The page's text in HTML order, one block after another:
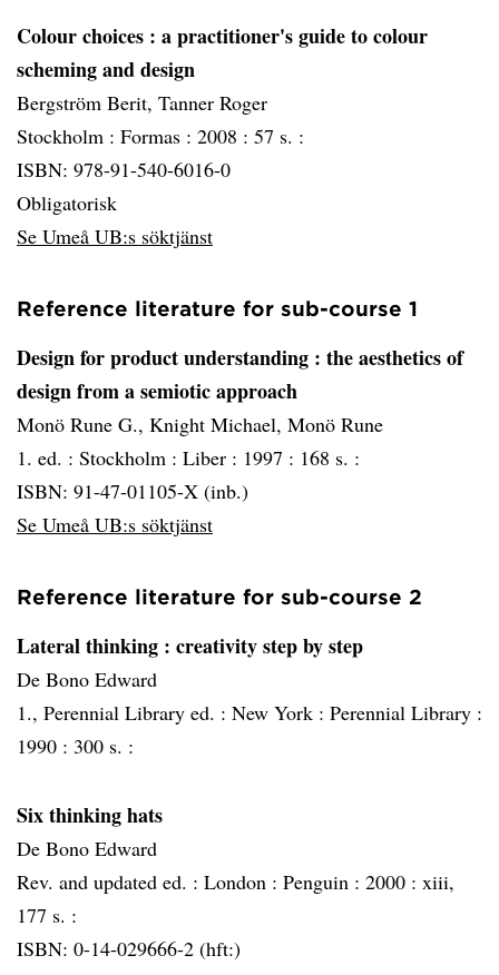
Colour choices : a practitioner's guide to colour
scheming and design
Bergström Berit, Tanner Roger
Stockholm : Formas : 2008 : 57 s. :
ISBN: 978-91-540-6016-0
Obligatorisk
Se Umeå UB:s söktjänst
Reference literature for sub-course 1
Design for product understanding : the aesthetics of
design from a semiotic approach
Monö Rune G., Knight Michael, Monö Rune
1. ed. : Stockholm : Liber : 1997 : 168 s. :
ISBN: 91-47-01105-X (inb.)
Se Umeå UB:s söktjänst
Reference literature for sub-course 2
Lateral thinking : creativity step by step
De Bono Edward
1., Perennial Library ed. : New York : Perennial Library :
1990 : 300 s. :
Six thinking hats
De Bono Edward
Rev. and updated ed. : London : Penguin : 2000 : xiii,
177 s. :
ISBN: 0-14-029666-2 (hft:)